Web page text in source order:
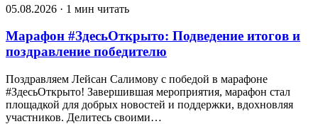
05.08.2026 · 1 мин читать
Марафон #ЗдесьОткрыто: Подведение итогов и
поздравление победителю
Поздравляем Лейсан Салимову с победой в марафоне
#ЗдесьОткрыто! Завершившая мероприятия, марафон стал
площадкой для добрых новостей и поддержки, вдохновляя
участников. Делитесь своими…